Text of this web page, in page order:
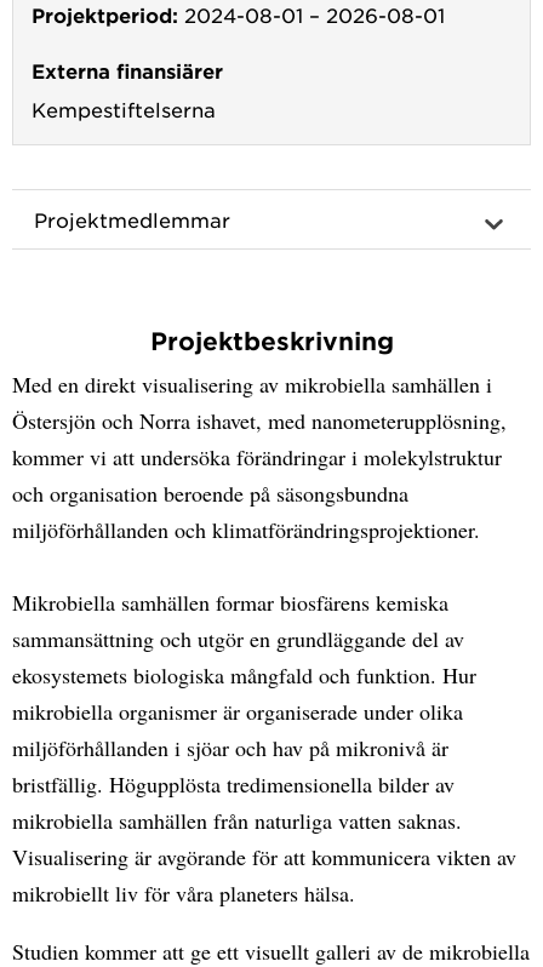
Projektperiod: 2024-08-01 – 2026-08-01
Externa finansiärer
Kempestiftelserna
Projektmedlemmar
Projektbeskrivning
Med en direkt visualisering av mikrobiella samhällen i
Östersjön och Norra ishavet, med nanometerupplösning,
kommer vi att undersöka förändringar i molekylstruktur
och organisation beroende på säsongsbundna
miljöförhållanden och klimatförändringsprojektioner.
Mikrobiella samhällen formar biosfärens kemiska
sammansättning och utgör en grundläggande del av
ekosystemets biologiska mångfald och funktion. Hur
mikrobiella organismer är organiserade under olika
miljöförhållanden i sjöar och hav på mikronivå är
bristfällig. Högupplösta tredimensionella bilder av
mikrobiella samhällen från naturliga vatten saknas.
Visualisering är avgörande för att kommunicera vikten av
mikrobiellt liv för våra planeters hälsa.
Studien kommer att ge ett visuellt galleri av de mikrobiella